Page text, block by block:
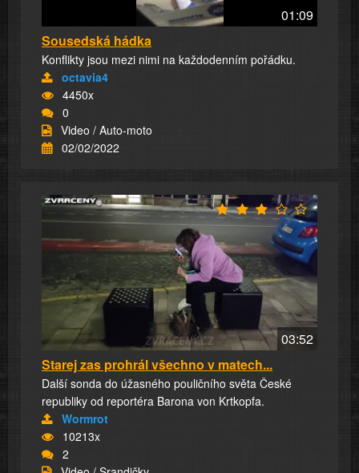
01:09
Sousedská hádka
Konflikty jsou mezi nimi na každodenním pořádku.
octavia4
4450x
0
Video / Auto-moto
02/02/2022
03:52
Starej zas prohrál všechno v matech...
Další sonda do úžasného pouličního světa České
republiky od reportéra Barona von Krtkopfa.
Wormrot
10213x
2